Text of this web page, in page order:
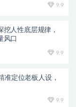
9.9
挖人性底层规律，
风口
9.9
准定位老板人设，
9.9